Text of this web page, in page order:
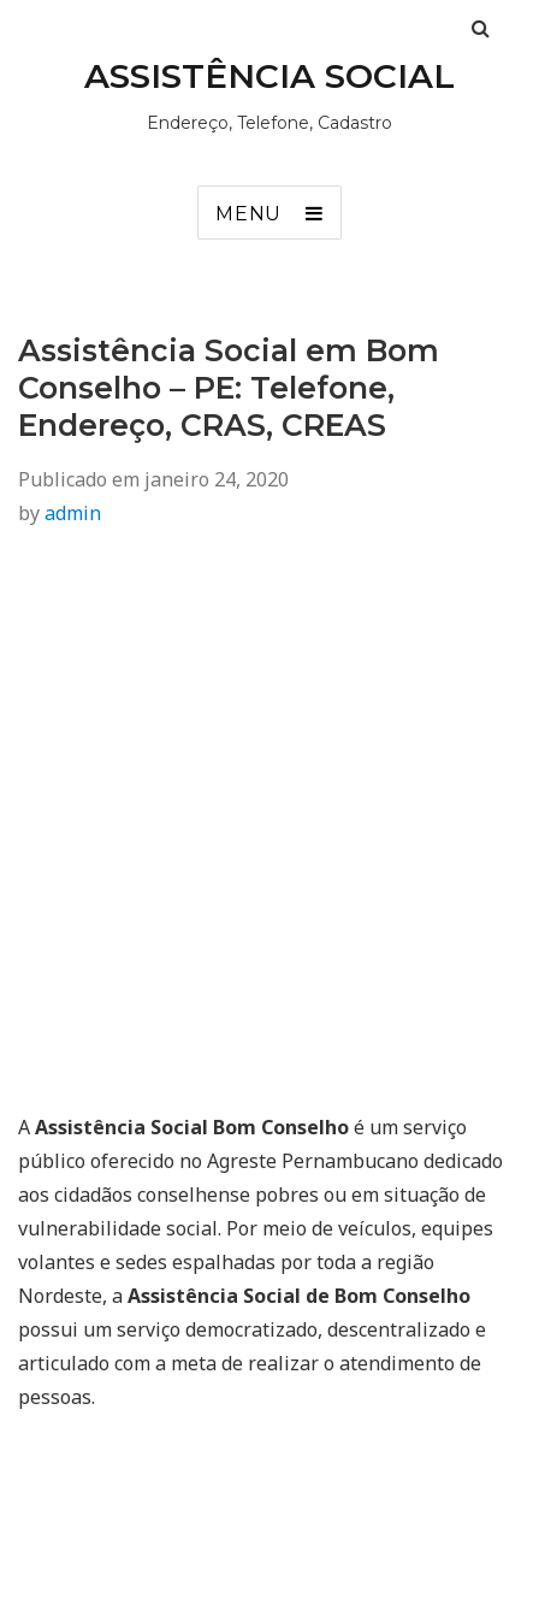
ASSISTÊNCIA SOCIAL
Endereço, Telefone, Cadastro
MENU
Assistência Social em Bom
Conselho – PE: Telefone,
Endereço, CRAS, CREAS
Publicado em janeiro 24, 2020
byadmin
AAssistência Social Bom Conselhoé um serviço
público oferecido no Agreste Pernambucano dedicado
aos cidadãos conselhense pobres ou em situação de
vulnerabilidade social. Por meio de veículos, equipes
volantes e sedes espalhadas por toda a região
Nordeste, aAssistência Social de Bom Conselho
possui um serviço democratizado, descentralizado e
articulado com a meta de realizar o atendimento de
pessoas.